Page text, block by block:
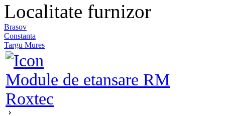
Localitate furnizor
Brasov
Constanta
Targu Mures
Module de etansare RM
Roxtec